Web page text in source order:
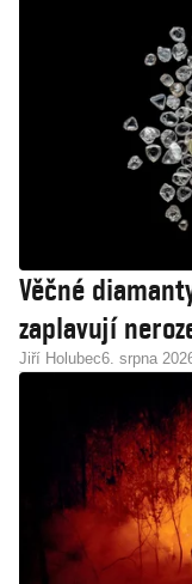
Věčné
zaplavují
Jiří Holubec6. srpna